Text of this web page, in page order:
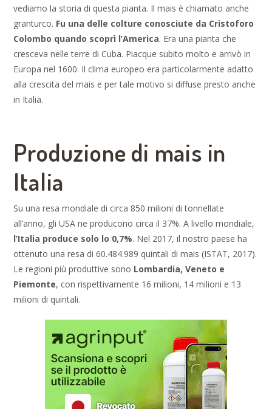
vediamo la storia di questa pianta. Il mais è chiamato anche
granturco. Fu una delle colture conosciute da Cristoforo
Colombo quando scoprì l’America. Era una pianta che
cresceva nelle terre di Cuba. Piacque subito molto e arrivò in
Europa nel 1600. Il clima europeo era particolarmente adatto
alla crescita del mais e per tale motivo si diffuse presto anche
in Italia.
Produzione di mais in
Italia
Su una resa mondiale di circa 850 milioni di tonnellate
all’anno, gli USA ne producono circa il 37%. A livello mondiale,
l’Italia produce solo lo 0,7%. Nel 2017, il nostro paese ha
ottenuto una resa di 60.484.989 quintali di mais (ISTAT, 2017).
Le regioni più produttive sono Lombardia, Veneto e
Piemonte, con rispettivamente 16 milioni, 14 milioni e 13
milioni di quintali.